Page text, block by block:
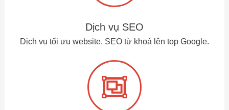
Dịch vụ SEO
Dịch vụ tối ưu website, SEO từ khoá lên top Google.